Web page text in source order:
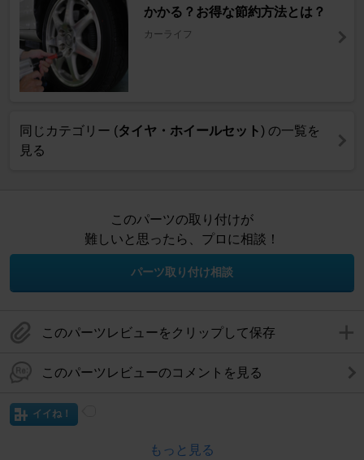
かかる？お得な節約方法とは？
カーライフ
同じカテゴリー (タイヤ・ホイールセット) の一覧を
見る
このパーツの取り付けが
難しいと思ったら、プロに相談！
パーツ取り付け相談
このパーツレビューをクリップして保存
このパーツレビューのコメントを見る
イイね！
もっと見る